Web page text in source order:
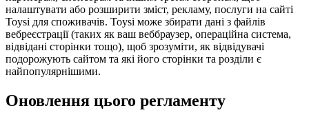
налаштувати або розширити зміст, рекламу, послуги на сайті
Toysi для споживачів. Toysi може збирати дані з файлів
вебреєстрації (таких як ваш веббраузер, операційна система,
відвідані сторінки тощо), щоб зрозуміти, як відвідувачі
подорожують сайтом та які його сторінки та розділи є
найпопулярнішими.
Оновлення цього регламенту